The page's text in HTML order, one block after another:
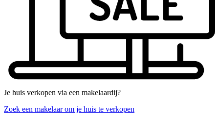
Je huis verkopen via een makelaardij?
Zoek een makelaar om je huis te verkopen